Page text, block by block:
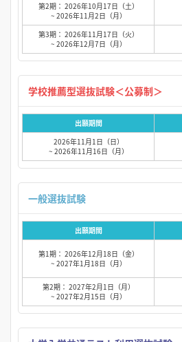
第2期： 2026年10月17日（土）
~ 2026年11月2日（月）
第3期： 2026年11月17日（火）
~ 2026年12月7日（月）
出願期間
2026年11月1日（日）
~ 2026年11月16日（月）
出願期間
第1期： 2026年12月18日（金）
~ 2027年1月18日（月）
第2期： 2027年2月1日（月）
~ 2027年2月15日（月）